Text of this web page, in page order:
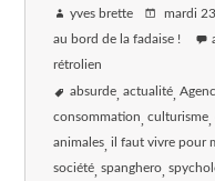
yves brette mardi
au bord de la fadaise !
rétrolien
absurde actualité
consommation culturisme
animales il faut vivre pour
société spanghero